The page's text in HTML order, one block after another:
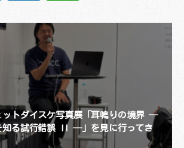
ットダイスケ写真展「耳鳴りの境界 ─
知る試行錯誤 II ─」を見に行ってき